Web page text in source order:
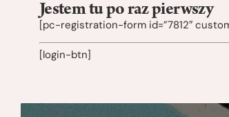
Jestem tu po raz pierwszy
[pc-registration-form id=”7812″
[login-btn]